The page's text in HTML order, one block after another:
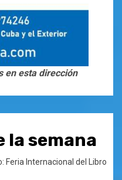
en esta dirección
la semana
Feria Internacional del Libro